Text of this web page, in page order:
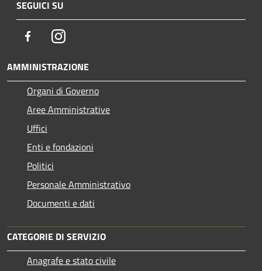
SEGUICI SU
FacebookInstagram
AMMINISTRAZIONE
Organi di Governo
Aree Amministrative
Uffici
Enti e fondazioni
Politici
Personale Amministrativo
Documenti e dati
CATEGORIE DI SERVIZIO
Anagrafe e stato civile